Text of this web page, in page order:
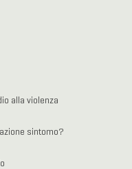
alla violenza
sintomo?